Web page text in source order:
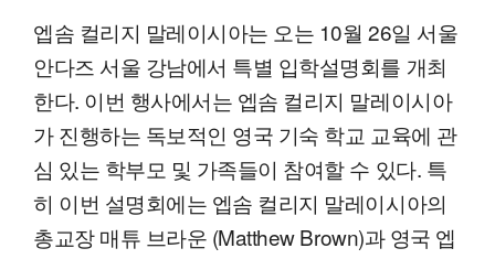
엡솜 컬리지 말레이시아는 오는 10월 26일 서울
안다즈 서울 강남에서 특별 입학설명회를 개최
한다. 이번 행사에서는 엡솜 컬리지 말레이시아
가 진행하는 독보적인 영국 기숙 학교 교육에 관
심 있는 학부모 및 가족들이 참여할 수 있다. 특
히 이번 설명회에는 엡솜 컬리지 말레이시아의
총교장 매튜 브라운 (Matthew Brown)과 영국 엡